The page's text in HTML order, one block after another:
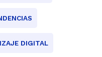
DIGITAL